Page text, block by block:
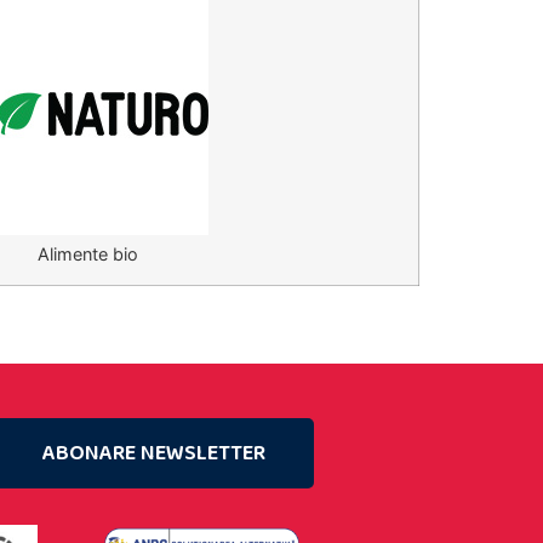
Alimente bio
ABONARE NEWSLETTER